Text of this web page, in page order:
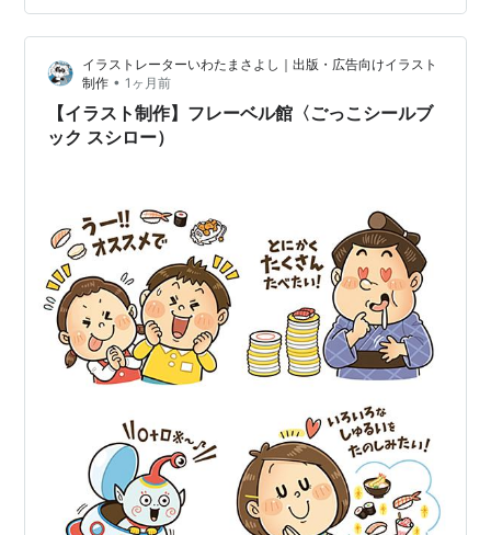
ていますが、 無理をせず、自分のペースでゆっくり進め
ていきたいと思います。 出来上がりましたら、 報告しま
すね〜〜〜🙌 ランキング参加中創作 ランキング参加中描
いたら見せたい！ …
イラストレーターいわたまさよし｜出版・広告向けイラスト
制作 • 1ヶ月前
【イラスト制作】フレーベル館〈ごっこシールブ
ック スシロー）